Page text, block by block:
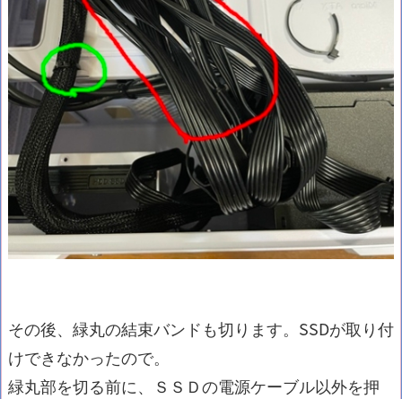
その後、緑丸の結束バンドも切ります。SSDが取り付
けできなかったので。
緑丸部を切る前に、ＳＳＤの電源ケーブル以外を押